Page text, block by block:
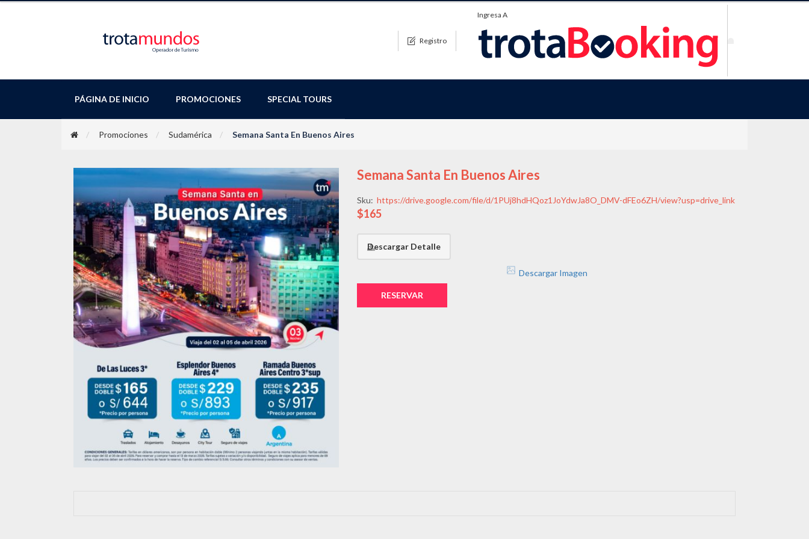
Registro
Ingresa A
PÁGINA DE INICIO PROMOCIONES SPECIAL TOURS
Promociones Sudamérica Semana Santa En Buenos Aires
Semana Santa En Buenos Aires
Sku: https://drive.google.com/file/d/1PUj8hdHQoz1JoYdwJa8O_DMV-dFEo6ZH/view?usp=drive_link
$165
Descargar Detalle
Descargar Imagen
RESERVAR